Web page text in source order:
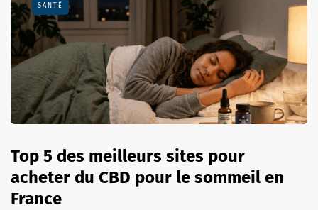
SANTÉ
Top 5 des meilleurs sites pour
acheter du CBD pour le sommeil en
France